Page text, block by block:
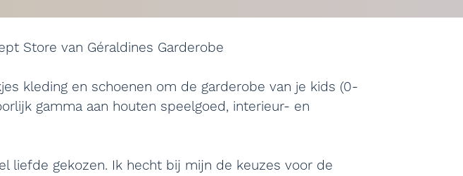
Store van Géraldines Garderobe
kleding en schoenen om de garderobe van je kids (0-
gamma aan houten speelgoed, interieur- en
liefde gekozen. Ik hecht bij mijn de keuzes voor de